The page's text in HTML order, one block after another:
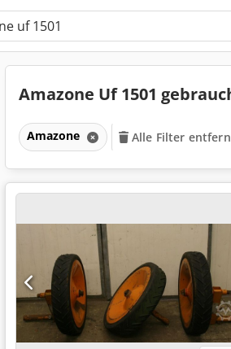
Amazone Uf 1501
Amazone Alle Filter